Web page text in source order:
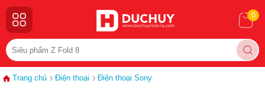
0
Trang chủ Điện thoại Điện thoại Sony